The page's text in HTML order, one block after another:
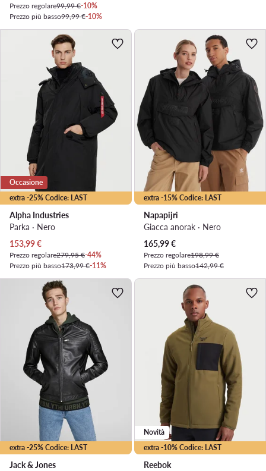
Prezzo regolare99,99 €-10%
Prezzo più basso99,99 €-10%
extra -25% Codice: LAST
Occasione
Alpha Industries
Parka · Nero
Prezzo attuale
153,99€
Prezzo regolare279,95 €-44%
Prezzo più basso173,99 €-11%
extra -15% Codice: LAST
Napapijri
Giacca anorak · Nero
Prezzo attuale
165,99€
Prezzo regolare198,99 €
Prezzo più basso142,99 €
extra -25% Codice: LAST
Jack & Jones
extra -10% Codice: LAST
Novità
Reebok